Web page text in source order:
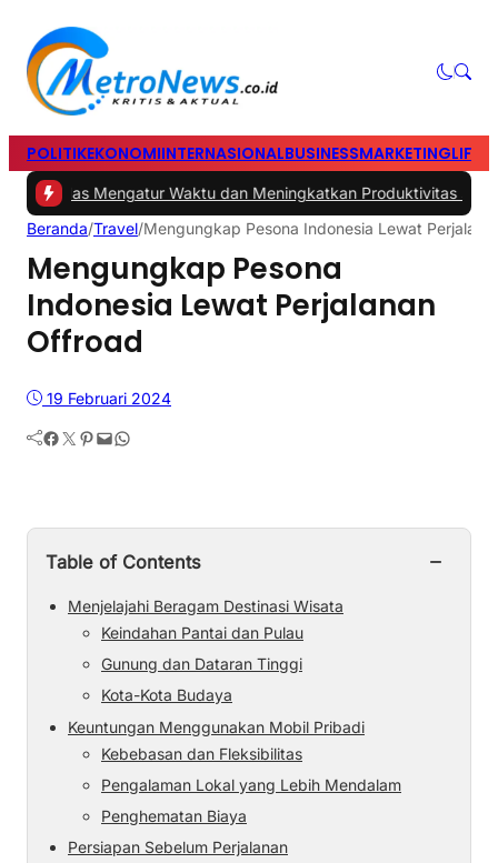
POLITIKEKONOMIINTERNASIONALBUSINESSMARKETING
Cerdas Mengatur Waktu dan Meningkatkan Produktivitas saat
Beranda/Travel/Mengungkap Pesona Indonesia Lewat
Mengungkap Pesona
Indonesia Lewat Perjalanan
Offroad
19 Februari 2024
Facebook Twitter Pinterest Mail WhatsApp
Table of Contents −
Menjelajahi Beragam Destinasi Wisata
Keindahan Pantai dan Pulau
Gunung dan Dataran Tinggi
Kota-Kota Budaya
Keuntungan Menggunakan Mobil Pribadi
Kebebasan dan Fleksibilitas
Pengalaman Lokal yang Lebih Mendalam
Penghematan Biaya
Persiapan Sebelum Perjalanan